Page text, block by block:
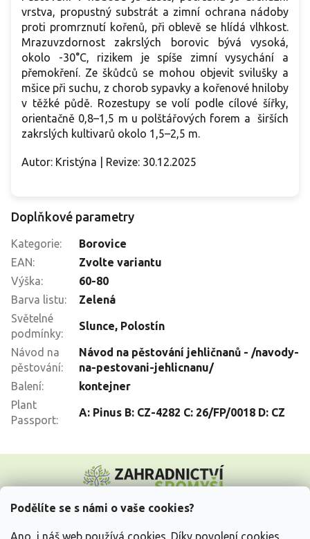
Podělíte se s námi o vaše cookies?
Ano, i náš web používá cookies. Díky povolení cookies
vrstva, propustný substrát a zimní ochrana nádoby
proti promrznutí kořenů, při oblevě se hlídá vlhkost.
Mrazuvzdornost zakrslých borovic bývá vysoká,
okolo -30°C, rizikem je spíše zimní vysychání a
přemokření. Ze škůdců se mohou objevit svilušky a
mšice při suchu, z chorob sypavky a kořenové hniloby
v těžké půdě. Rozestupy se volí podle cílové šířky,
orientačně 0,8–1,5 m u polštářových forem a širších
zakrslých kultivarů okolo 1,5–2,5 m.
Autor: Kristýna | Revize: 30.12.2025
Doplňkové parametry
Kategorie:
Borovice
EAN:
Zvolte variantu
Výška:
60-80
Barva listu:
Zelená
Světelné
podmínky:
Slunce, Polostín
Návod na
pěstování:
Návod na pěstování jehličnanů - /navody-
na-pestovani-jehlicnanu/
Balení:
kontejner
Plant
Passport:
A: Pinus B: CZ-4282 C: 26/FP/0018 D: CZ
p
Vše o nákupu